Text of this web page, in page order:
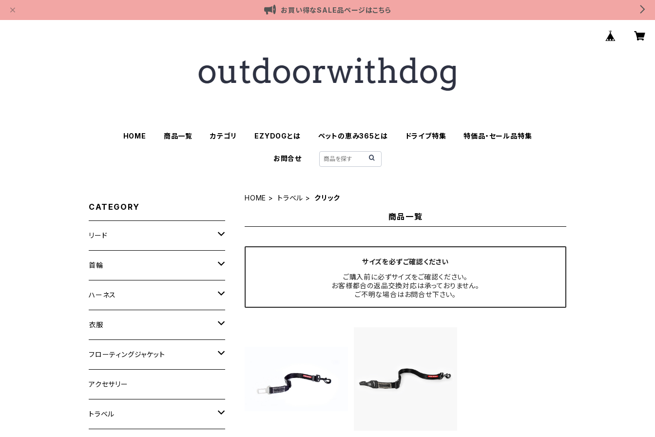
お買い得なSALE品ページはこちら
HOME 商品一覧 カテゴリ EZYDOGとは ペットの恵み365とは ドライブ特集 特価品・セール品特集
お問合せ
HOME トラベル クリック
商品一覧
サイズを必ずご確認ください
ご購入前に必ずサイズをご確認ください。
お客様都合の返品交換対応は承っておりません。
ご不明な場合はお問合せ下さい。
CATEGORY
リード
エッセンシャル
ゼロショック
ロードランナー
ヴァリオ
デニム＆コーデュロイ
その他
首輪
エッセンシャル
ネオカラー
ダブルロックカラー
デニム＆コーデュロイ
その他
ハーネス
エッセンシャル
ハーネス
クイックハーネス
メッシュフィットハーネス
衣服
ラッシュガード
フローティングジャケット
DFDブースト
アクセサリー
トラベル